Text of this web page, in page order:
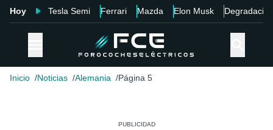
Hoy Tesla Semi Ferrari Mazda Elon Musk Degradación
Inicio Noticias Alemania Página 5